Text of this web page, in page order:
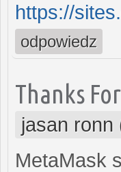
https://
odpowiedz
Thanks
jasan ronn
MetaMask